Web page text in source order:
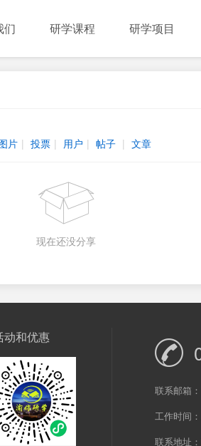
们 研学课程 研学项目
片 | 投票 | 用户 | 帖子 | 文章
现在还没分享
动和优惠
联系邮箱
工作时间
联系地址